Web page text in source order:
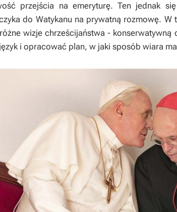
przejścia na emeryturę. Ten jednak
do Watykanu na prywatną rozmowę.
wizje chrześcijaństwa -
i opracować plan, w jaki sposób wiara